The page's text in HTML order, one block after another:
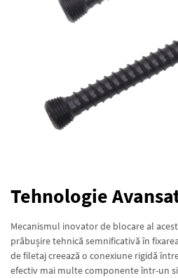
Tehnologie
Mecanismul inovator de blocare al
prăbușire tehnică semnificativă în
de filetaj creează o conexiune rigidă
efectiv mai multe componente într-un